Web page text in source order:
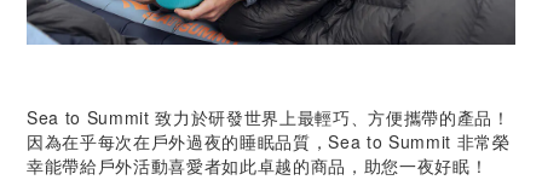
Sea to Summit 致力於研發世界上最輕巧、方便攜帶的產品！
因為在乎每次在戶外過夜的睡眠品質，Sea to Summit 非常榮
幸能帶給戶外活動喜愛者如此卓越的商品，助您一夜好眠！